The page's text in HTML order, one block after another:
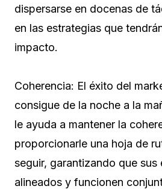
dispersarse en docenas de
en las estrategias que
impacto.
Coherencia: El éxito del
consigue de la noche a la
le ayuda a mantener la
proporcionarle una hoja de
seguir, garantizando que sus
alineados y funcionen